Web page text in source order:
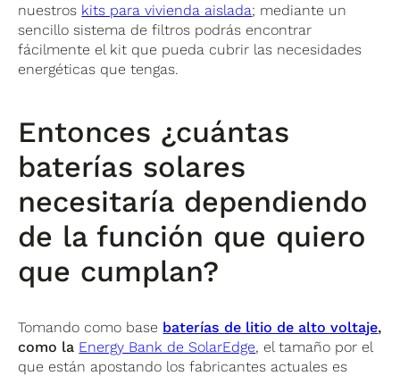
nuestros kits para vivienda aislada; mediante un
sencillo sistema de filtros podrás encontrar
fácilmente el kit que pueda cubrir las necesidades
energéticas que tengas.
Entonces ¿cuántas
baterías solares
necesitaría dependiendo
de la función que quiero
que cumplan?
Tomando como base baterías de litio de alto voltaje,
como la Energy Bank de SolarEdge, el tamaño por el
que están apostando los fabricantes actuales es